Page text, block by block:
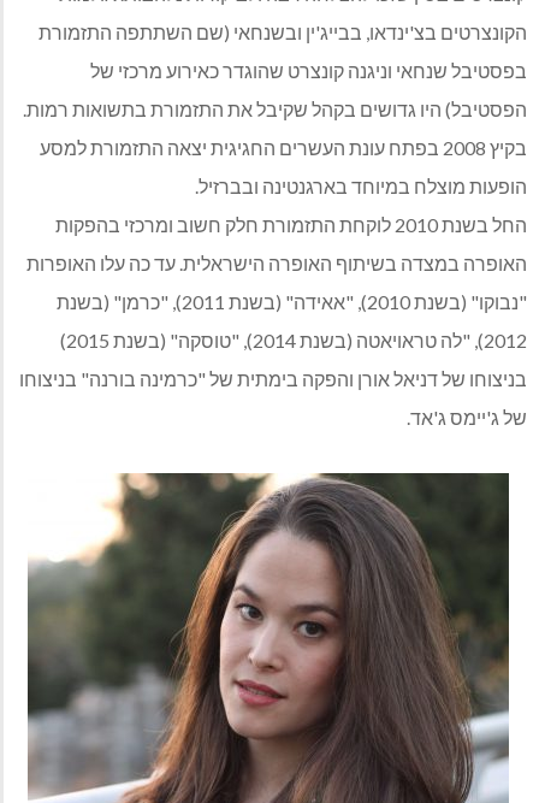
הקונצרטים בצ'ינדאו, בבייג'ין ובשנחאי (שם השתתפה התזמורת
בפסטיבל שנחאי וניגנה קונצרט שהוגדר כאירוע מרכזי של
הפסטיבל) היו גדושים בקהל שקיבל את התזמורת בתשואות רמות.
בקיץ 2008 בפתח עונת העשרים החגיגית יצאה התזמורת למסע
הופעות מוצלח במיוחד בארגנטינה ובברזיל.
החל בשנת 2010 לוקחת התזמורת חלק חשוב ומרכזי בהפקות
האופרה במצדה בשיתוף האופרה הישראלית. עד כה עלו האופרות
"נבוקו" (בשנת 2010), "אאידה" (בשנת 2011), "כרמן" (בשנת
2012), "לה טראויאטה (בשנת 2014), "טוסקה" (בשנת 2015)
בניצוחו של דניאל אורן והפקה בימתית של "כרמינה בורנה" בניצוחו
של ג'יימס ג'אד.